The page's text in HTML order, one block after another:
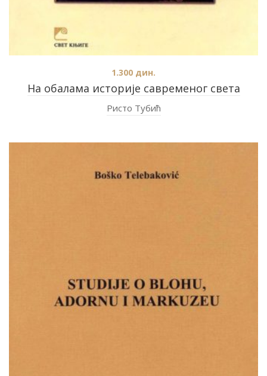
На обалама историје савременог света
1.300 дин.
Ристо Тубић